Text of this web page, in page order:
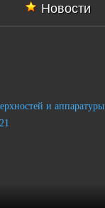
Новости
и аппаратуры